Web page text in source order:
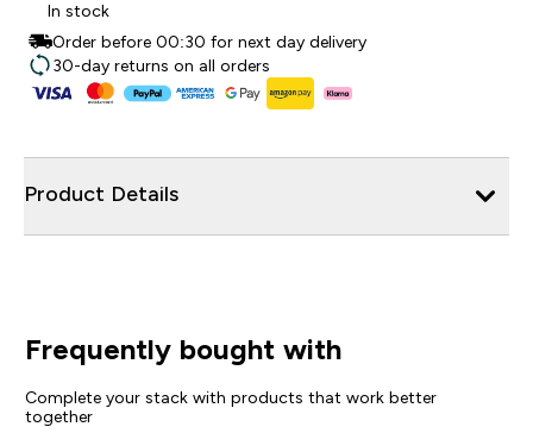
In stock
Order before 00:30 for next day delivery
30-day returns on all orders
Product Details
Frequently bought with
Complete your stack with products that work better
together